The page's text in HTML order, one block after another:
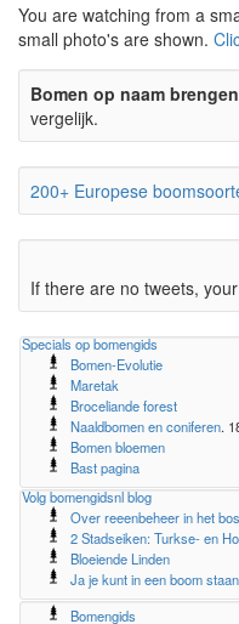
You are watching from a
small photo's are shown.
Bomen op naam brengen
vergelijk.
200+ Europese
If there are no tweets,
Specials op bomengids
Bomen-Evolutie
Maretak
Broceliande forest
Naaldbomen en coniferen.
Bomen bloemen
Bast pagina
Volg bomengidsnl blog
Over reeenbeheer in het bos
2 Stadseiken: Turkse- en
Bloeiende Linden
Ja je kunt in een boom
Bomengids